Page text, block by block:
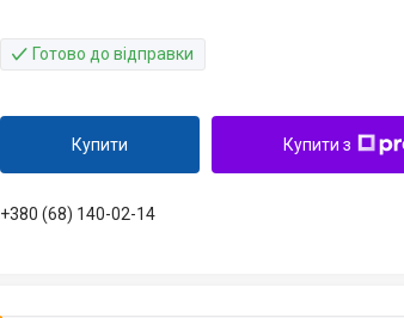
Готово до відправки
Купити Купити з
+380 (68) 140-02-14